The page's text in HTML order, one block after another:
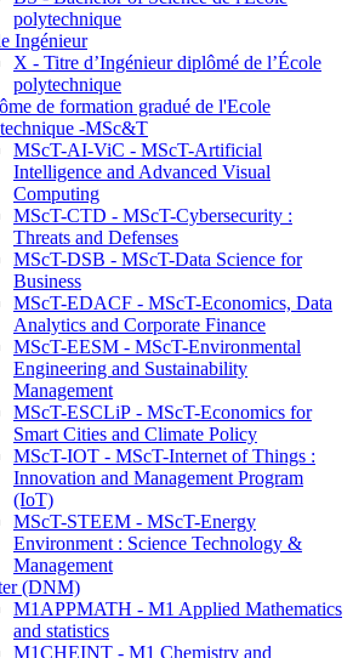
polytechnique
Ingénieur
X - Titre d’Ingénieur diplômé de l’École
polytechnique
de formation gradué de l'Ecole
-MSc&T
MScT-AI-ViC - MScT-Artificial
Intelligence and Advanced Visual
Computing
MScT-CTD - MScT-Cybersecurity :
Threats and Defenses
MScT-DSB - MScT-Data Science for
Business
MScT-EDACF - MScT-Economics, Data
Analytics and Corporate Finance
MScT-EESM - MScT-Environmental
Engineering and Sustainability
Management
MScT-ESCLiP - MScT-Economics for
Smart Cities and Climate Policy
MScT-IOT - MScT-Internet of Things :
Innovation and Management Program
(IoT)
MScT-STEEM - MScT-Energy
Environment : Science Technology &
Management
(DNM)
M1APPMATH - M1 Applied Mathematics
and statistics
M1CHEINT - M1 Chemistry and